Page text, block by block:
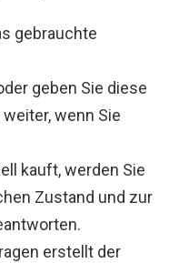
gebrauchte
geben Sie diese
wenn Sie
kauft, werden Sie
Zustand und zur
erstellt der